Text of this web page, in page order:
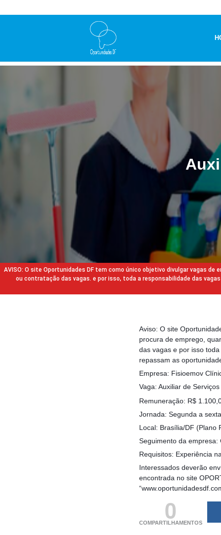
AVISO: O site Oportunidades DF tem como único objetivo divulgar vagas
ou contratação das vagas. e por isso, toda a responsabilidade das
Aviso: O site
procura de emprego,
das vagas e por isso
repassam as
Empresa: Fisioemov
Vaga: Auxiliar de
Remuneração: R$
Jornada: Segunda a
Local: Brasília/DF (Plano
Seguimento da
Requisitos: Experiência
Interessados deverão
encontrada no site
0
COMPARTILHAMENTOS